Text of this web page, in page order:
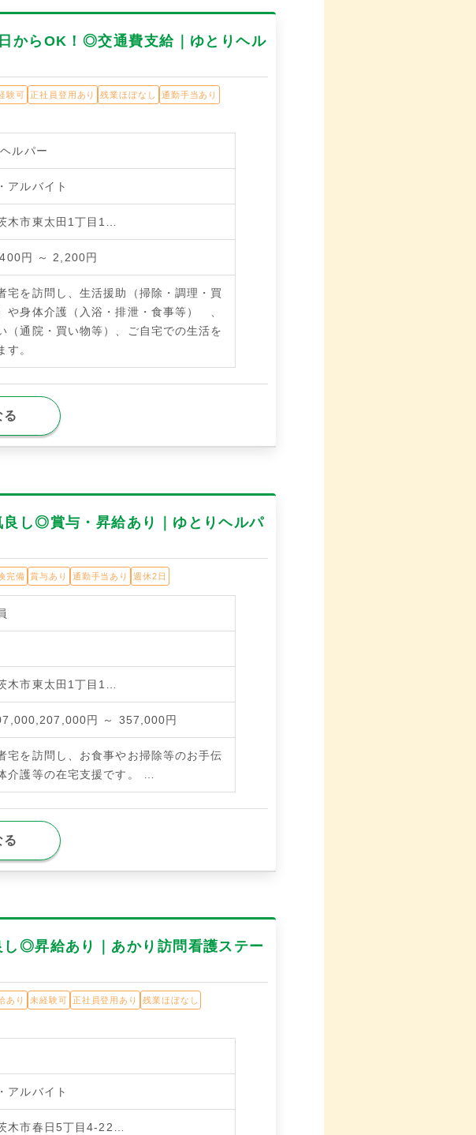
からOK！◎交通費支給｜ゆとりヘル
験可 正社員登用あり 残業ほぼなし
通勤手当あり
ルパー
アルバイト
木市東太田1丁目1…
円 ～ 2,200円
宅を訪問し、生活援助（掃除・調理・買
や身体介護（入浴・排泄・食事等） 、
（通院・買い物等）、ご自宅での生活を
す。
る
し◎賞与・昇給あり｜ゆとりヘルパ
完備 賞与あり 通勤手当あり 週休2日
木市東太田1丁目1…
円 ～ 357,000円
宅を訪問し、お食事やお掃除等のお手伝
介護等の在宅支援です。
る
◎昇給あり｜あかり訪問看護ステー
あり 未経験可 正社員登用あり
残業ほぼなし
アルバイト
木市春日5丁目4-22…